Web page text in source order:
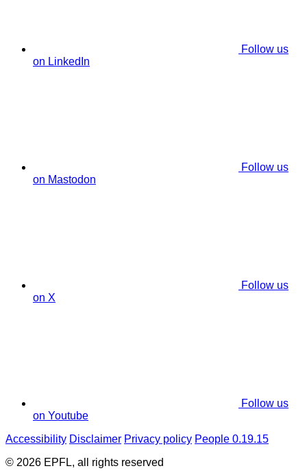
Follow us
on LinkedIn
Follow us
on Mastodon
Follow us
on X
Follow us
on Youtube
Accessibility Disclaimer Privacy policy People 0.19.15
© 2026 EPFL, all rights reserved